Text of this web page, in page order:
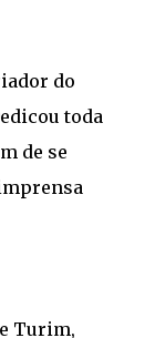
do
toda
de se
Turim,